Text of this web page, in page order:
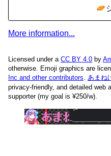
More information...
Licensed under a CC BY 4.0 by
otherwise. Emoji graphics are
Inc and other contributors. あまね
privacy-friendly, and detailed web
supporter (my goal is ¥250/w).